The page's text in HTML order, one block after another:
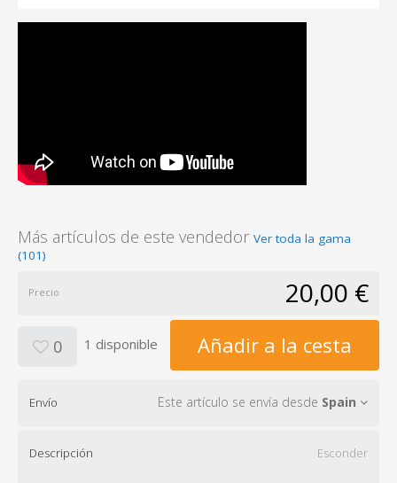
Más artículos de este vendedor Ver toda la gama
(101)
Precio 20,00 €
0 1 disponible Añadir a la cesta
Envío Este artículo se envía desde Spain
Descripción Esconder